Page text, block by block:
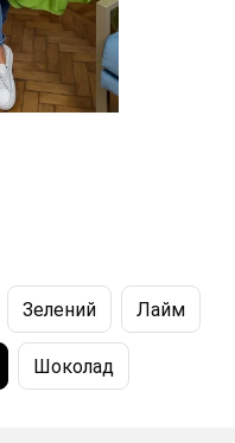
Зелений Лайм
Шоколад